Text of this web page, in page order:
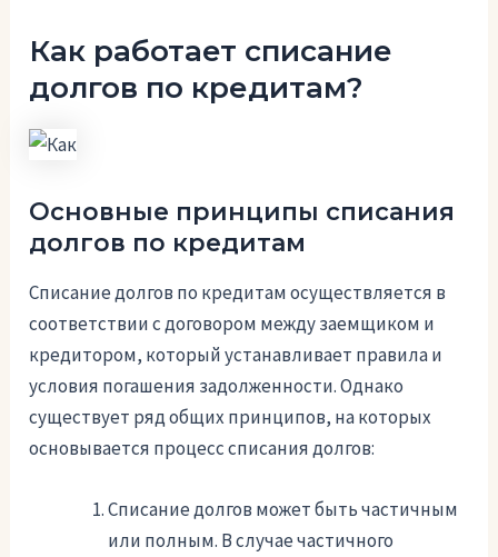
Как работает списание
долгов по кредитам?
Основные принципы списания
долгов по кредитам
Списание долгов по кредитам осуществляется в
соответствии с договором между заемщиком и
кредитором, который устанавливает правила и
условия погашения задолженности. Однако
существует ряд общих принципов, на которых
основывается процесс списания долгов:
Списание долгов может быть частичным
или полным. В случае частичного